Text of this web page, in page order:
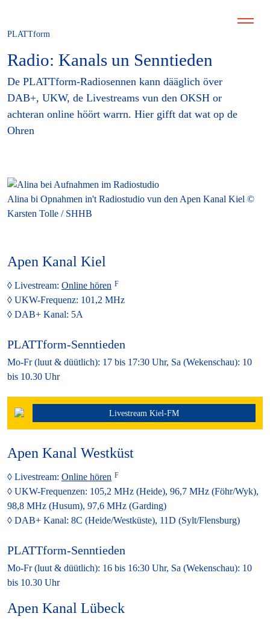
PLATTform
Radio: Kanals un Senntieden
De PLATTform-Radiosennen kann dääglich över
DAB+, UKW, de Livestreams vun den OKSH or
achteran online höört warrn. Hier gifft dat wat op de
Ohren
Alina bi Opnahmen in't Radiostudio vun den Apen Kanal Kiel ©
Karsten Tolle / SHHB
Apen Kanal Kiel
Livestream: Online hören
UKW-Frequenz: 101,2 MHz
DAB+ Kanal: 5A
PLATTform-Senntieden
Mo-Fr (luut & düütlich): 17 bis 17:30 Uhr, Sa (Wekenschau): 10
bis 10.30 Uhr
Livestream Kiel-FM
Apen Kanal Westküst
Livestream: Online hören
UKW-Frequenzen: 105,2 MHz (Heide), 96,7 MHz (Föhr/Wyk),
98,8 MHz (Husum), 97,6 MHz (Garding)
DAB+ Kanal: 8C (Heide/Westküste), 11D (Sylt/Flensburg)
PLATTform-Senntieden
Mo-Fr (luut & düütlich): 16 bis 16:30 Uhr, Sa (Wekenschau): 10
bis 10.30 Uhr
Apen Kanal Lübeck